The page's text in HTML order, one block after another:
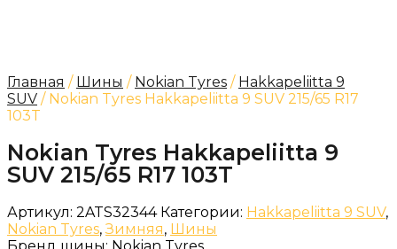
Главная / Шины / Nokian Tyres / Hakkapeliitta 9
SUV / Nokian Tyres Hakkapeliitta 9 SUV 215/65 R17
103T
Nokian Tyres Hakkapeliitta 9
SUV 215/65 R17 103T
Артикул: 2ATS32344 Категории: Hakkapeliitta 9 SUV,
Nokian Tyres,Зимняя, Шины